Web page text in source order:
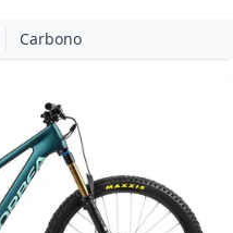
Carbono